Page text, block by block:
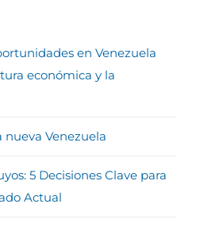
en Venezuela
económica y la
Venezuela
5 Decisiones Clave para
Actual